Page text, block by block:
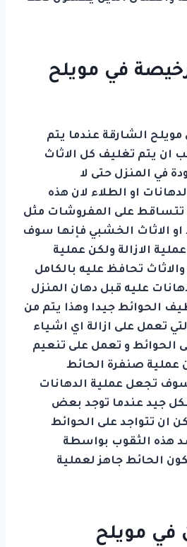
في مويلح
الشارقة عندما يتم
ان يتم تغليف كل الاثاث
في المنزل حتى لا
او الطلاء لان هذه
تتساقط على المفروشات مثل
او الاثاث الخشبي فإنها سوف
الازالة ولكن عملية
تحافظ عليه بالكامل
عليه قبل دهان المنزل
الحوائط جيدا وهذا يتم من
تعمل على ازالة اي اشياء
الحوائط و تعمل على تنعيم
عملية صنفرة الحائط
سوف تجعل عملية الدهانات
جيد عندما توجد بعض
ان تتواجد على الحوائط
هذه الثقوب بواسطة
الحائط جاهز لعملية
في مويلح